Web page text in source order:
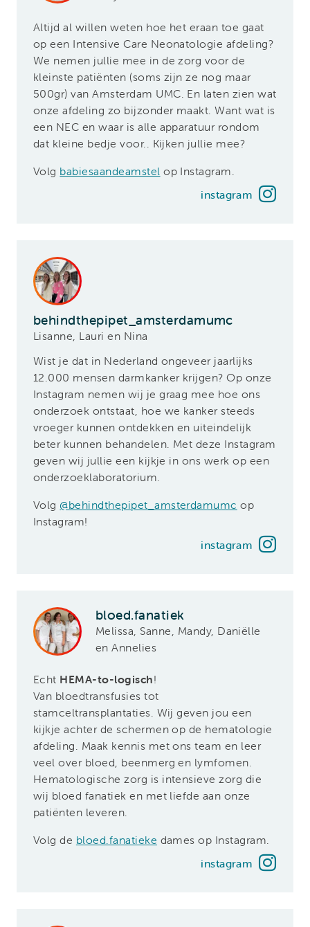
Altijd al willen weten hoe het eraan toe gaat
op een Intensive Care Neonatologie afdeling?
We nemen jullie mee in de zorg voor de
kleinste patiënten (soms zijn ze nog maar
500gr) van Amsterdam UMC. En laten zien wat
onze afdeling zo bijzonder maakt. Want wat is
een NEC en waar is alle apparatuur rondom
dat kleine bedje voor.. Kijken jullie mee?
Volg babiesaandeamstel op Instagram.
instagram
behindthepipet_amsterdamumc
Lisanne, Lauri en Nina
Wist je dat in Nederland ongeveer jaarlijks
12.000 mensen darmkanker krijgen? Op onze
Instagram nemen wij je graag mee hoe ons
onderzoek ontstaat, hoe we kanker steeds
vroeger kunnen ontdekken en uiteindelijk
beter kunnen behandelen. Met deze Instagram
geven wij jullie een kijkje in ons werk op een
onderzoeklaboratorium.
Volg @behindthepipet_amsterdamumc op
Instagram!
instagram
bloed.fanatiek
Melissa, Sanne, Mandy, Daniëlle
en Annelies
Echt HEMA-to-logisch!
Van bloedtransfusies tot
stamceltransplantaties. Wij geven jou een
kijkje achter de schermen op de hematologie
afdeling. Maak kennis met ons team en leer
veel over bloed, beenmerg en lymfomen.
Hematologische zorg is intensieve zorg die
wij bloed fanatiek en met liefde aan onze
patiënten leveren.
Volg de bloed.fanatieke dames op Instagram.
instagram